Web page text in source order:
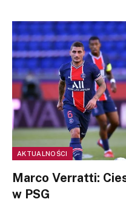
AKTUALNOŚCI
Marco Verratti:
w PSG